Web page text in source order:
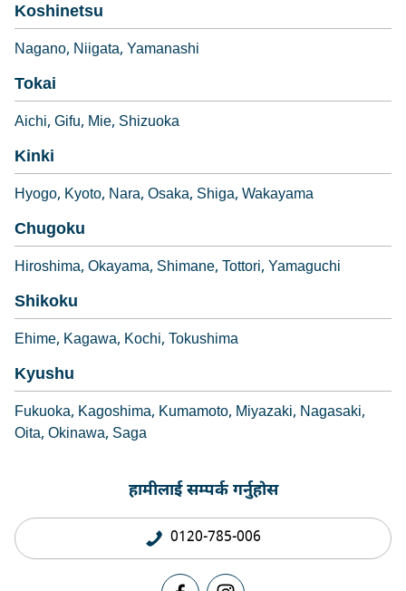
Koshinetsu
Nagano Niigata Yamanashi
Tokai
Aichi Gifu Mie Shizuoka
Kinki
Hyogo Kyoto Nara Osaka Shiga Wakayama
Chugoku
Hiroshima Okayama Shimane Tottori Yamaguchi
Shikoku
Ehime Kagawa Kochi Tokushima
Kyushu
Fukuoka Kagoshima Kumamoto Miyazaki Nagasaki
Oita Okinawa Saga
हामीलाई सम्पर्क गर्नुहोस
0120-785-006